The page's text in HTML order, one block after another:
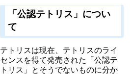
「公認テトリス」につい
て
テトリスは現在、テトリスのライ
センスを得て発売された「公認テ
トリス」とそうでないものに分か